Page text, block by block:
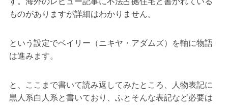
ものがありますが詳細はわかりません。
という設定でベイリー（ニキヤ・アダムズ）を軸に物語
は進みます。
と、ここまで書いて読み返してみたところ、人物表記に
黒人系白人系と書いており、ふとそんな表記など必要は